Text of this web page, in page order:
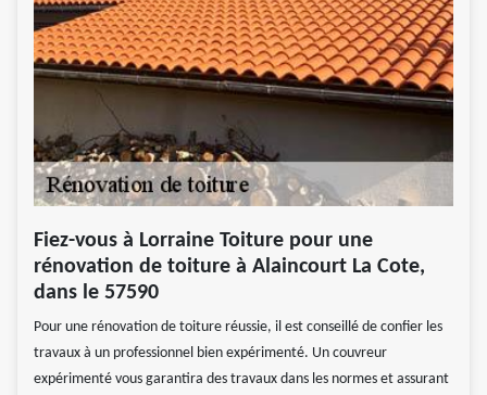
Fiez-vous à Lorraine Toiture pour une
rénovation de toiture à Alaincourt La Cote,
dans le 57590
Pour une rénovation de toiture réussie, il est conseillé de confier les
travaux à un professionnel bien expérimenté. Un couvreur
expérimenté vous garantira des travaux dans les normes et assurant